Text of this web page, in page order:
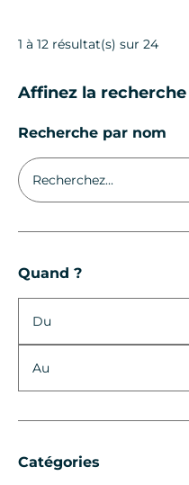
1 à 12 résultat(s) sur 24
Affinez la recherche
Recherche par nom
Quand ?
Du
Au
Catégories